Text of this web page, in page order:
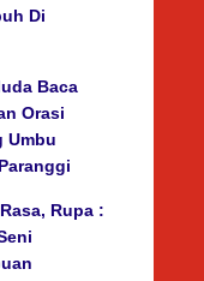
Di
Baca
Orasi
Umbu
Rupa :